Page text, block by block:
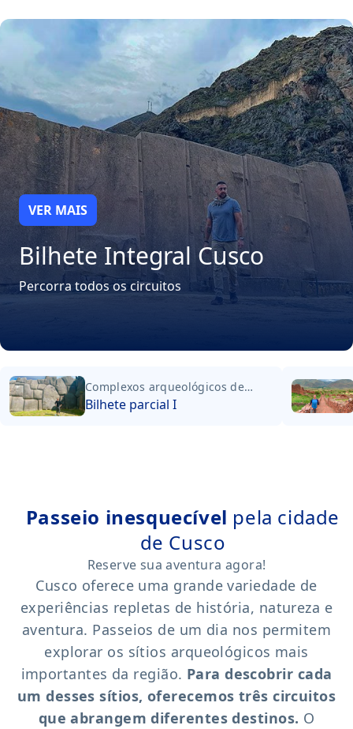
VER MAIS
Bilhete Integral Cusco
Percorra todos os circuitos
Complexos arqueológicos de
Cusco
Bilhete parcial I
Passeio inesquecível pela cidade
de Cusco
Reserve sua aventura agora!
Cusco oferece uma grande variedade de
experiências repletas de história, natureza e
aventura. Passeios de um dia nos permitem
explorar os sítios arqueológicos mais
importantes da região. Para descobrir cada
um desses sítios, oferecemos três circuitos
que abrangem diferentes destinos. O